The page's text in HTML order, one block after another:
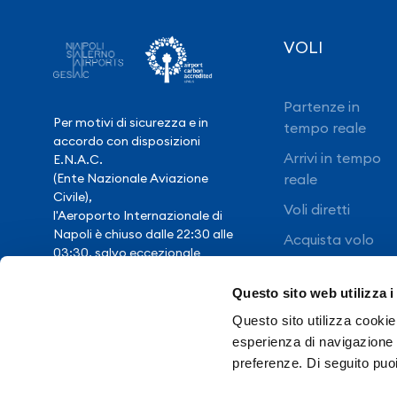
Questo sito web utilizza i
Questo sito utilizza
esperienza di
preferenze. Di seguito
Per motivi di sicurezza e in
accordo con disposizioni
E.N.A.C.
(Ente Nazionale Aviazione
Civile),
l'Aeroporto Internazionale di
Napoli è chiuso dalle 22:30 alle
03:30, salvo eccezionale
VOLI
Partenze in
tempo reale
Arrivi in tempo
reale
Voli diretti
Acquista volo